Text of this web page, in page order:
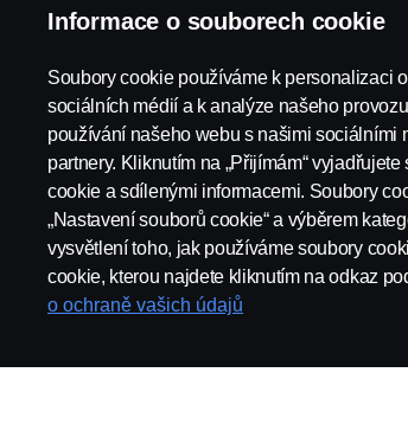
Právní upozornění Ochrana osobních
Informace o souborech cookie
Soubory cookie používáme k personalizaci
sociálních médií a k analýze našeho
používání našeho webu s našimi sociálními
partnery. Kliknutím na „Přijímám“
cookie a sdílenými informacemi. Soubory
„Nastavení souborů cookie“ a výběrem
vysvětlení toho, jak používáme soubory
cookie, kterou najdete kliknutím na odkaz
o ochraně vašich údajů